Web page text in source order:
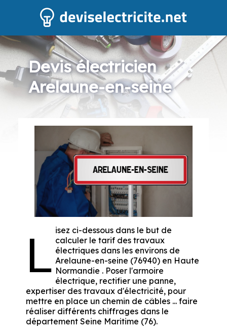
Devis électricien
Arelaune-en-seine
L isez ci-dessous dans le but de
calculer le tarif des travaux
électriques dans les environs de
Arelaune-en-seine (76940) en Haute
Normandie . Poser l'armoire
électrique, rectifier une panne,
expertiser des travaux d'électricité, pour
mettre en place un chemin de câbles ... faire
réaliser différents chiffrages dans le
département Seine Maritime (76).